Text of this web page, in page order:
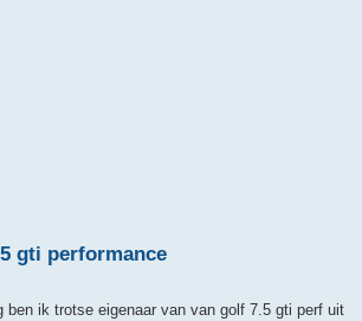
gti performance
ben ik trotse eigenaar van van golf 7.5 gti perf uit